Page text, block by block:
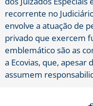
recorrente no
envolve a atuação de
privado que exercem
emblemático são as
a Ecovias, que, apesar
assumem